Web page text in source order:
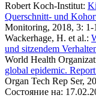
Robert Koch-Institut:
Querschnitt- und
Monitoring, 2018, 3: 1-
Wackerhage, H. et al.:
und sitzendem
World Health
global epidemic.
Organ Tech Rep Ser,
Состояние на: